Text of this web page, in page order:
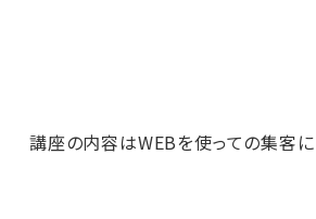
講座の内容はWEBを使っての集客に